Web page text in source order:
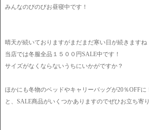
みんなのびのびお昼寝中です！
晴天が続いておりますがまだまだ寒い日が続きますね
当店では冬服全品１５００円SALE中です！
サイズがなくならないうちにいかがですか？
ほかにも冬物のベッドやキャリーバッグが20％OFFに
と、SALE商品がいくつかありますのでぜひお立ち寄